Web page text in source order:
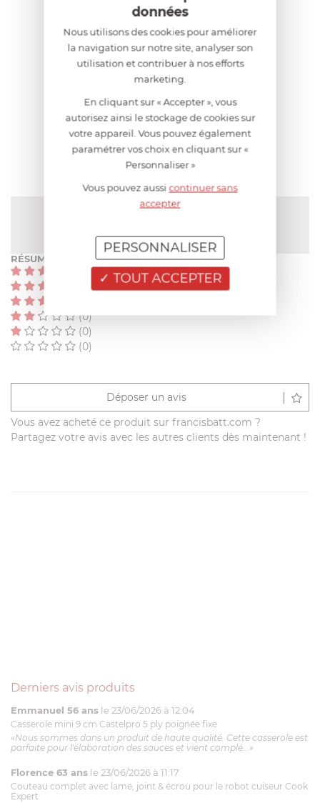
AIDE AU CHOIX
AVIS CLIENT
NOTE MOYENNE
RÉSUMÉ
(0)
(0)
(0)
(0)
(0)
Déposer un avis
Vous avez acheté ce produit sur francisbatt.com ?
Partagez votre avis avec les autres clients dès maintenant !
Derniers avis produits
Emmanuel 56 ans le 23/06/2026 à 12:04
Casserole mini 9 cm Castelpro 5 ply poignée fixe
«Nous sommes dans un produit de haute qualité. Cette casserole est
parfaite pour l'élaboration des sauces et vient complé...»
Florence 63 ans le 23/06/2026 à 11:17
Couteau complet avec lame, joint & écrou pour le robot cuiseur Cook
Expert
données
Nous utilisons des cookies pour améliorer
la navigation sur notre site, analyser son
utilisation et contribuer à nos efforts
marketing.
En cliquant sur « Accepter », vous
autorisez ainsi le stockage de cookies sur
votre appareil. Vous pouvez également
paramétrer vos choix en cliquant sur «
Personnaliser »
Vous pouvez aussicontinuer sans
accepter
TOUT ACCEPTER
PERSONNALISER